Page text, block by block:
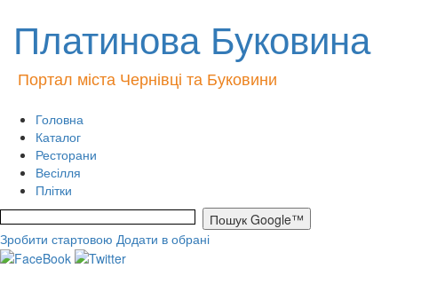
Платинова Буковина
Портал міста Чернівці та Буковини
Головна
Каталог
Ресторани
Весілля
Плітки
Зробити стартовою Додати в обрані